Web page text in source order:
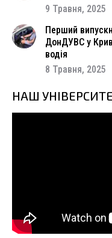
9 Травня, 2025
Перший
ДонДУВС у
водія
8 Травня, 2025
НАШ